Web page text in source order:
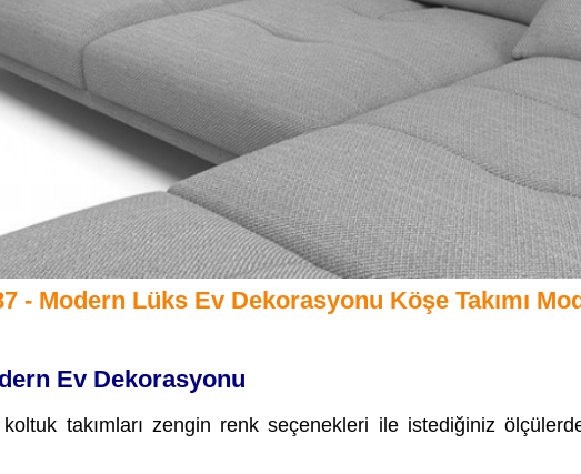
- Modern Lüks Ev Dekorasyonu Köşe Takımı
Ev Dekorasyonu
takımları zengin renk seçenekleri ile istediğiniz